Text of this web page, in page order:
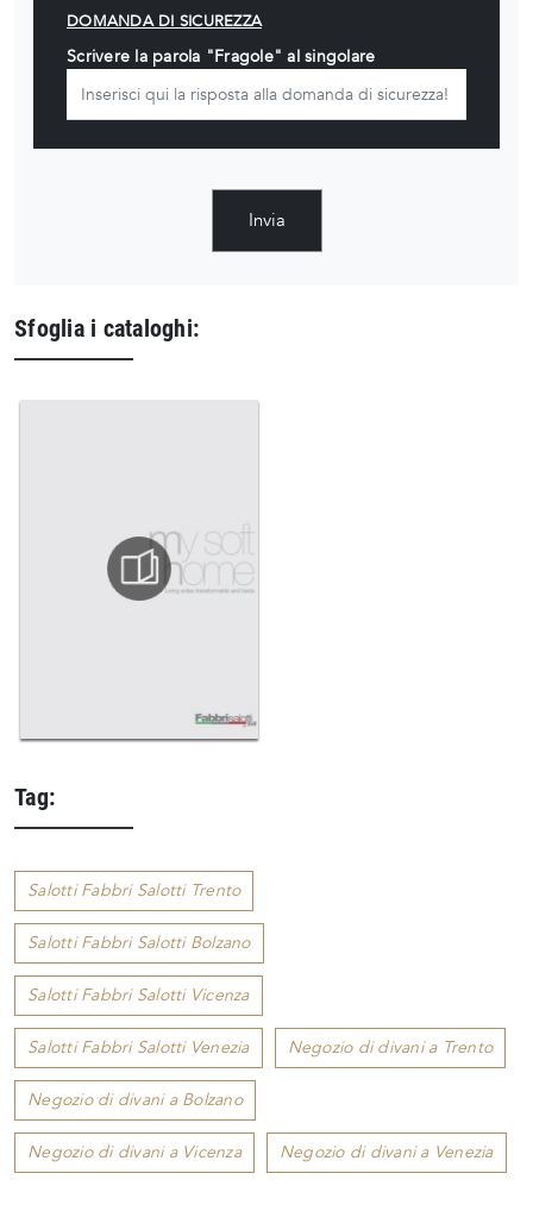
DOMANDA DI SICUREZZA
Scrivere la parola "Fragole" al singolare
Invia
Sfoglia i cataloghi:
Tag:
Salotti Fabbri Salotti Trento
Salotti Fabbri Salotti Bolzano
Salotti Fabbri Salotti Vicenza
Salotti Fabbri Salotti Venezia Negozio di divani a Trento
Negozio di divani a Bolzano
Negozio di divani a Vicenza Negozio di divani a Venezia